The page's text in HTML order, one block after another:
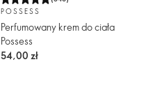
POSSESS
Perfumowany krem do ciała
Possess
54,00 zł